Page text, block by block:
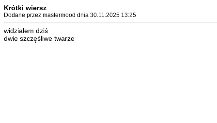
Krótki wiersz
Dodane przez mastermood dnia 30.11.2025 13:25
widziałem dziś
dwie szczęśliwe twarze